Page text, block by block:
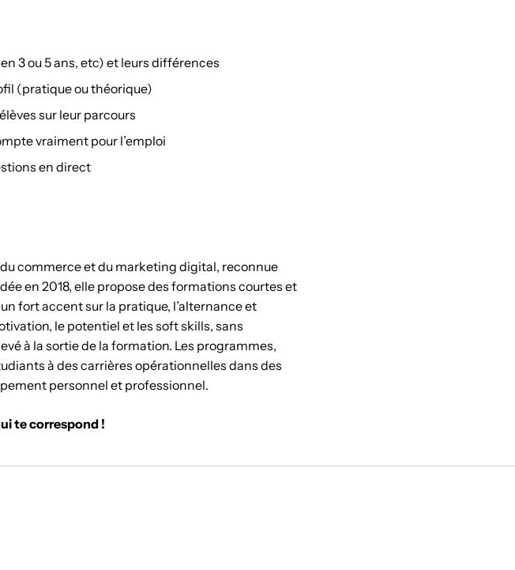
3 ou 5 ans, etc) et leurs différences
(pratique ou théorique)
sur leur parcours
vraiment pour l’emploi
en direct
commerce et du marketing digital, reconnue
en 2018, elle propose des formations courtes et
fort accent sur la pratique, l’alternance et
le potentiel et les soft skills, sans
à la sortie de la formation. Les programmes,
à des carrières opérationnelles dans des
personnel et professionnel.
te correspond !